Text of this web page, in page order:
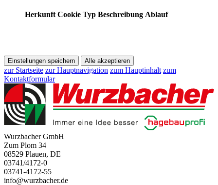
Herkunft Cookie Typ Beschreibung Ablauf
Einstellungen speichern Alle akzeptieren
zur Startseite zur Hauptnavigation zum Hauptinhalt zum
Kontaktformular
Wurzbacher GmbH
Zum Plom 34
08529 Plauen, DE
03741/4172-0
03741-4172-55
info@wurzbacher.de